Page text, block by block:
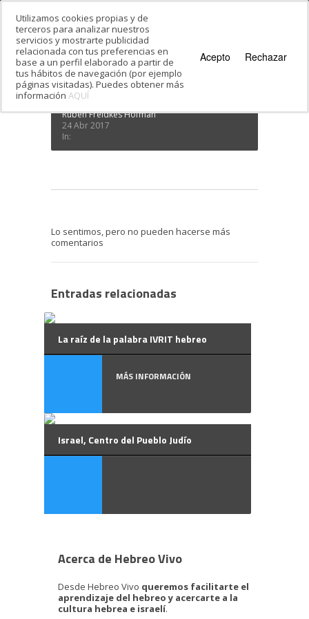
Estás en: Inicio · shoa mirta
shoa mirta
Rubén Freidkes Hofman
24 Abr 2017
In:
Lo sentimos, pero no pueden hacerse más
comentarios
Entradas relacionadas
La raíz de la palabra IVRIT hebreo
MÁS INFORMACIÓN
Israel, Centro del Pueblo Judío
Acerca de Hebreo Vivo
Desde Hebreo Vivo queremos facilitarte el
aprendizaje del hebreo y acercarte a la
cultura hebrea e israelí.
Utilizamos cookies propias y de
terceros para analizar nuestros
servicios y mostrarte publicidad
relacionada con tus preferencias en
base a un perfil elaborado a partir de
tus hábitos de navegación (por ejemplo
páginas visitadas). Puedes obtener más
información AQUÍ
Acepto Rechazar